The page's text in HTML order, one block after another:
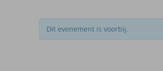
Dit evenement is voorbij.